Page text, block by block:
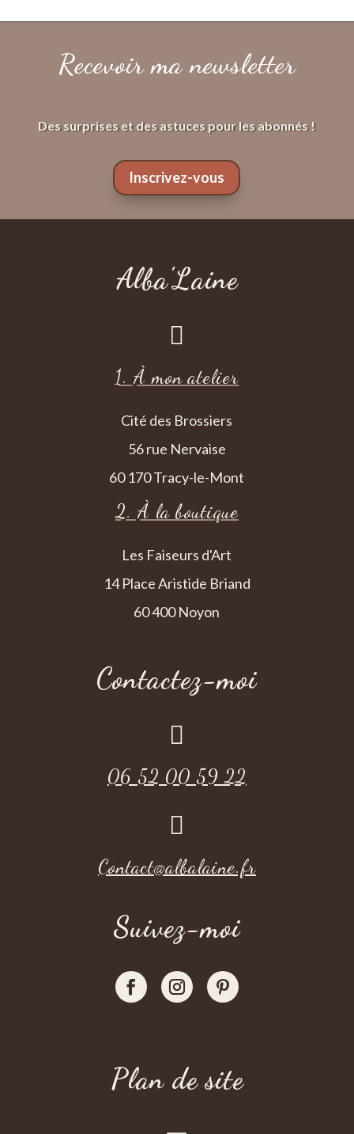
Recevoir ma newsletter
Des surprises et des astuces pour les abonnés !
Inscrivez-vous
Alba'Laine

1. À mon atelier
Cité des Brossiers
56 rue Nervaise
60 170 Tracy-le-Mont
2. À la boutique
Les Faiseurs d'Art
14 Place Aristide Briand
60 400 Noyon
Contactez-moi

06 52 00 59 22

Contact@albalaine.fr
Suivez-moi
Plan de site